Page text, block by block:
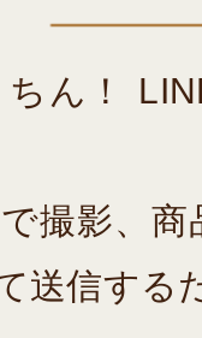
ん！
撮影、
送信する